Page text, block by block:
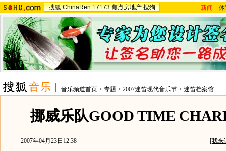
搜狐 ChinaRen 17173 焦点房地产 搜狗 新闻 -
音乐频道首页 > 专题 > 2007迷笛现代音乐节 > 迷笛档案馆
挪威乐队GOOD TIME
2007年04月23日12:38 [我来